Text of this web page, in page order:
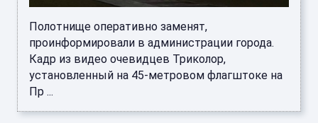
Полотнище оперативно заменят,
проинформировали в администрации города.
Кадр из видео очевидцев Триколор,
установленный на 45-метровом флагштоке на
Пр ...